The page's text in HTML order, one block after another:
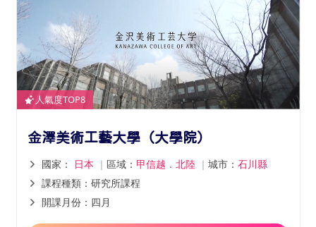
人氣度TOP8
金澤美術工藝大學（大學院）
國家： 日本 ｜ 區域： 甲信越．北陸 ｜ 城市： 石川縣
課程種類：研究所課程
開課月份：四月